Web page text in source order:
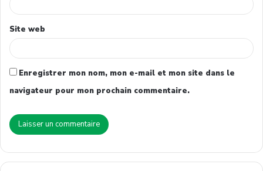
Site web
Enregistrer mon nom, mon e-mail et mon site dans le
navigateur pour mon prochain commentaire.